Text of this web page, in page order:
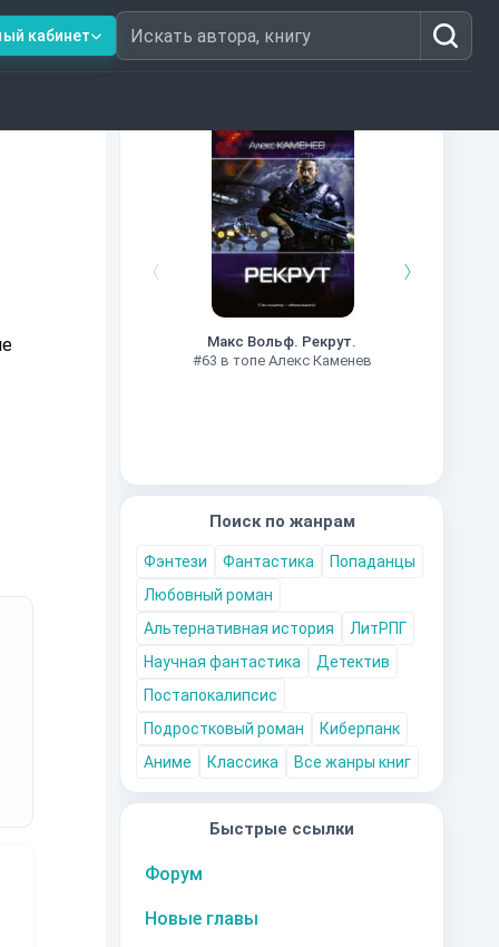
кабинет Искать автора, книгу
Книги из топ-100
Макс Вольф. Рекрут.
#63 в топе Алекс Каменев
Поиск по жанрам
Фэнтези Фантастика
Попаданцы
Любовный роман
Альтернативная история
ЛитРПГ
Научная фантастика
Детектив
Постапокалипсис
Подростковый роман
Киберпанк
Аниме
Классика Все жанры книг
Быстрые ссылки
Форум
Новые главы